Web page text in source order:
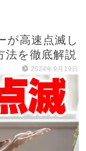
が高速点滅し
法を徹底解説
2024年9月19日